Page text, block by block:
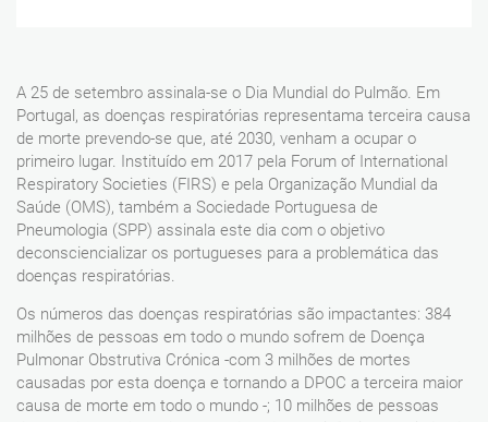
A 25 de setembro assinala-se o Dia Mundial do Pulmão. Em
Portugal, as doenças respiratórias representama terceira causa
de morte prevendo-se que, até 2030, venham a ocupar o
primeiro lugar. Instituído em 2017 pela Forum of International
Respiratory Societies (FIRS) e pela Organização Mundial da
Saúde (OMS), também a Sociedade Portuguesa de
Pneumologia (SPP) assinala este dia com o objetivo
deconsciencializar os portugueses para a problemática das
doenças respiratórias.
Os números das doenças respiratórias são impactantes: 384
milhões de pessoas em todo o mundo sofrem de Doença
Pulmonar Obstrutiva Crónica -com 3 milhões de mortes
causadas por esta doença e tornando a DPOC a terceira maior
causa de morte em todo o mundo -; 10 milhões de pessoas